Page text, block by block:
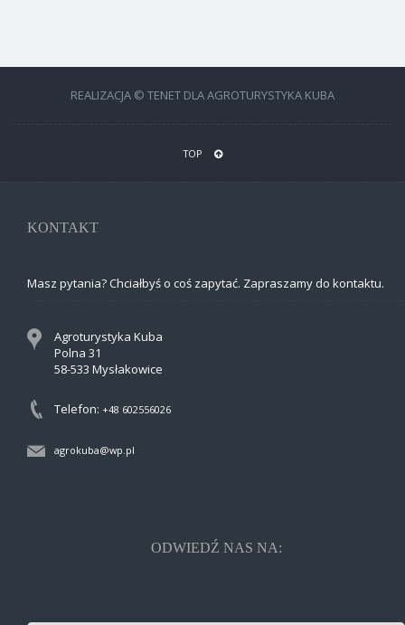
REALIZACJA © TENET DLA AGROTURYSTYKA KUBA
TOP
KONTAKT
Masz pytania? Chciałbyś o coś zapytać. Zapraszamy do kontaktu.
Agroturystyka Kuba
Polna 31
58-533 Mysłakowice
Telefon: +48 602556026
agrokuba@wp.pl
ODWIEDŹ NAS NA: